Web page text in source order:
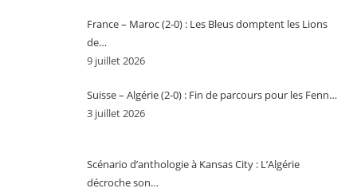
France – Maroc (2-0) : Les Bleus domptent les Lions
de…
9 juillet 2026
Suisse – Algérie (2-0) : Fin de parcours pour les Fenn…
3 juillet 2026
Scénario d’anthologie à Kansas City : L’Algérie
décroche son…